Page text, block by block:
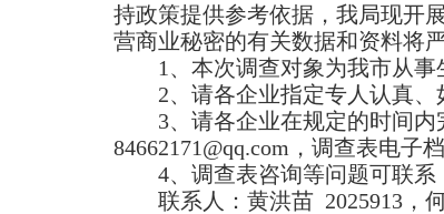
持政策提供参考依据，我局现开
营商业秘密的有关数据和资料将
1 、本次调查对象为我市从
2、请各企业指定专人认真
3、请各企业在规定的时间内
84662171@qq.com，调查表电子
4、调查表咨询等问题可联系
联系人：黄洪苗 2025913，